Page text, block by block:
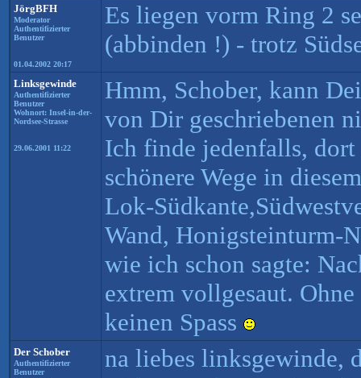
JörgBFH
Moderator
Authentifizierter
Benutzer
01.04.2002 20:17
Es liegen vorm Ring 2
(abbinden !) - trotz
Linksgewinde
Authentifizierter
Benutzer
Wohnort: Insel-in-der-
Nordsee-Strasse
29.06.2001 11:22
Hmm, Schober, kann
von Dir geschriebenen
Ich finde jedenfalls,
schönere Wege in
Lok-
Wand, Honigsteinturm-
wie ich schon sagte:
extrem vollgesaut.
keinen Spass
Der Schober
Authentifizierter
Benutzer
na liebes linksgewinde,